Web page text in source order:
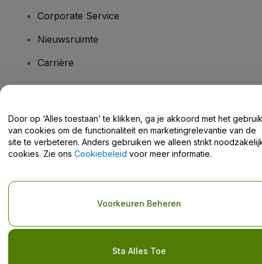
Corporate Service
Nieuwsruimte
Carrière
Helpcentrum / Neem Contact Met Ons Op
Copyright © viagogo GmbH 2026 Bedrijfsgegevens
Door deze website te gebruiken, accepteer je de
privacybeleid voor mobiel
Door op ‘Alles toestaan’ te klikken, ga je akkoord met het gebruik
van cookies om de functionaliteit en marketingrelevantie van de
site te verbeteren. Anders gebruiken we alleen strikt
cookies. Zie ons Cookiebeleid voor meer informatie.
Sta Alles Toe
Voorkeuren Beheren